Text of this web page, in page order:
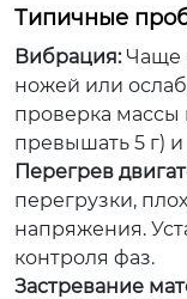
Типичные
Вибрация:Чаще
ножей или
проверка
превышать 5 г)
Перегрев
перегрузки,
напряжения.
контроля фаз.
Застревание